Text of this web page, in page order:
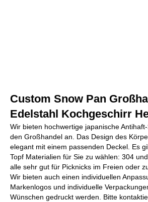
Custom Snow Pan
Edelstahl Kochgeschirr
Wir bieten hochwertige japanische
den Großhandel an. Das Design des
elegant mit einem passenden Deckel. Es
Topf Materialien für Sie zu wählen: 304
alle sehr gut für Picknicks im Freien oder
Wir bieten auch einen individuellen
Markenlogos und individuelle
Wünschen gedruckt werden. Bitte